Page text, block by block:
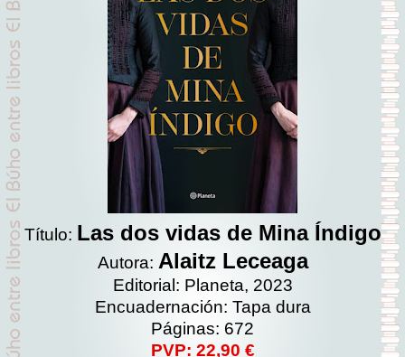
Título: Las dos vidas de Mina Índigo
Autora: Alaitz Leceaga
Editorial: Planeta, 2023
Encuadernación: Tapa dura
Páginas: 672
PVP: 22,90 €